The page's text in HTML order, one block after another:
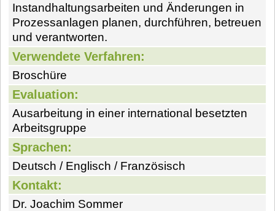
Instandhaltungsarbeiten und Änderungen in
Prozessanlagen planen, durchführen, betreuen
und verantworten.
Verwendete Verfahren:
Broschüre
Evaluation:
Ausarbeitung in einer international besetzten
Arbeitsgruppe
Sprachen:
Deutsch / Englisch / Französisch
Kontakt:
Dr. Joachim Sommer